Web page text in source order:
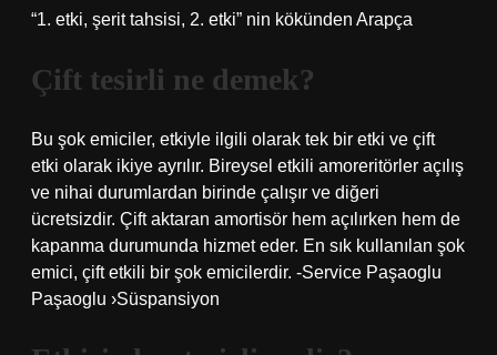
“1. etki, şerit tahsisi, 2. etki” nin kökünden Arapça
Çift tesirli ne demek?
Bu şok emiciler, etkiyle ilgili olarak tek bir etki ve çift
etki olarak ikiye ayrılır. Bireysel etkili amoreritörler açılış
ve nihai durumlardan birinde çalışır ve diğeri
ücretsizdir. Çift aktaran amortisör hem açılırken hem de
kapanma durumunda hizmet eder. En sık kullanılan şok
emici, çift etkili bir şok emicilerdir. -Service Paşaoglu
Paşaoglu ›Süspansiyon